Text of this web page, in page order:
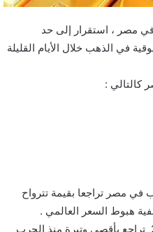
مصر ، استقرار إلى حد
في الذهب خلال الأيام القليلة
كالتالي :
مصر تراجعا بقيمة تترواح
وسجل الاقتصاد الأميركي في 2020 تراجع بأقصى وتيرة منذ الحرب